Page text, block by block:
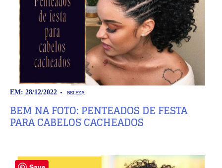
EM: 28/12/2022 BELEZA
BEM NA FOTO: PENTEADOS DE FESTA
PARA CABELOS CACHEADOS